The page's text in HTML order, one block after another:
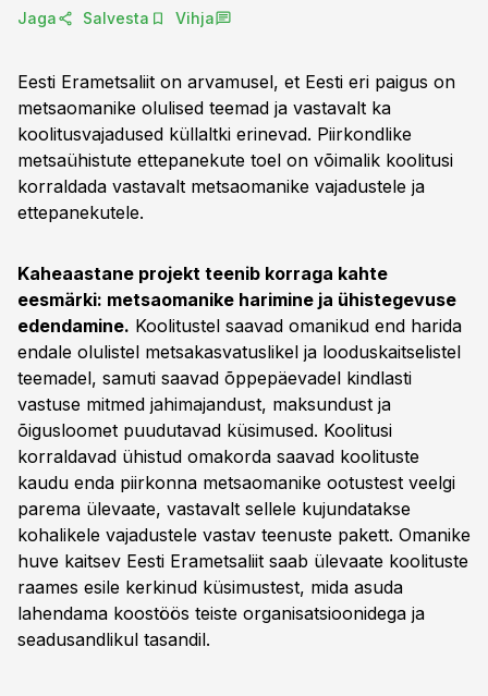
Jaga Salvesta Vihja
Eesti Erametsaliit on arvamusel, et Eesti eri paigus on
metsaomanike olulised teemad ja vastavalt ka
koolitusvajadused küllaltki erinevad. Piirkondlike
metsaühistute ettepanekute toel on võimalik koolitusi
korraldada vastavalt metsaomanike vajadustele ja
ettepanekutele.
Kaheaastane projekt teenib korraga kahte
eesmärki: metsaomanike harimine ja ühistegevuse
edendamine. Koolitustel saavad omanikud end harida
endale olulistel metsakasvatuslikel ja looduskaitselistel
teemadel, samuti saavad õppepäevadel kindlasti
vastuse mitmed jahimajandust, maksundust ja
õigusloomet puudutavad küsimused. Koolitusi
korraldavad ühistud omakorda saavad koolituste
kaudu enda piirkonna metsaomanike ootustest veelgi
parema ülevaate, vastavalt sellele kujundatakse
kohalikele vajadustele vastav teenuste pakett. Omanike
huve kaitsev Eesti Erametsaliit saab ülevaate koolituste
raames esile kerkinud küsimustest, mida asuda
lahendama koostöös teiste organisatsioonidega ja
seadusandlikul tasandil.